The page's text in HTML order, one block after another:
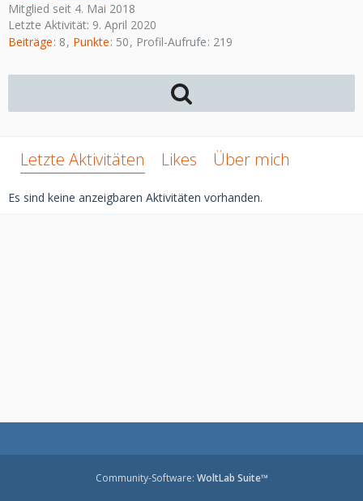
Mitglied seit 4. Mai 2018
Letzte Aktivität: 9. April 2020
Beiträge 8 Punkte 50 Profil-Aufrufe 219
Letzte Aktivitäten Likes Über mich
Es sind keine anzeigbaren Aktivitäten vorhanden.
Community-Software: WoltLab Suite™